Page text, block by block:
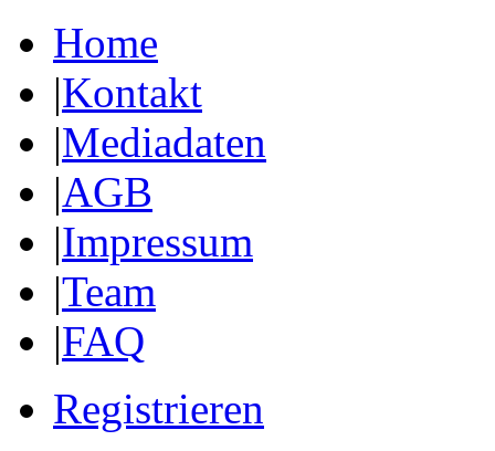
Home
|Kontakt
|Mediadaten
|AGB
|Impressum
|Team
|FAQ
Registrieren